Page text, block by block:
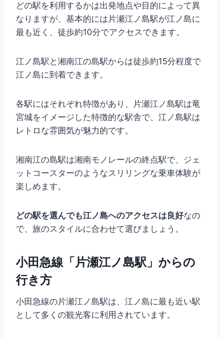
どの駅を利用するかは出発地点や目的によって異
なりますが、基本的には片瀬江ノ島駅が江ノ島に
最も近く、徒歩約10分でアクセスできます。
江ノ島駅と湘南江の島駅からは徒歩約15分程度で
江ノ島に到着できます。
各駅にはそれぞれ特徴があり、片瀬江ノ島駅は竜
宮城をイメージした特徴的な駅舎で、江ノ島駅は
レトロな雰囲気が魅力的です。
湘南江の島駅は湘南モノレールの終点駅で、ジェ
ットコースターのようなスリリングな乗車体験が
楽しめます。
どの駅を選んでも江ノ島へのアクセスは良好なの
で、旅のスタイルに合わせて選びましょう。
小田急線「片瀬江ノ島駅」からの
行き方
小田急線の片瀬江ノ島駅は、江ノ島に最も近い駅
として多くの観光客に利用されています。